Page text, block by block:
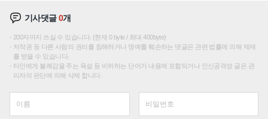
기사댓글0개
200자까지 쓰실 수 있습니다. (현재 0 byte / 최대 400byte)
저작권 등 다른 사람의 권리를 침해하거나 명예를 훼손하는 댓글은 관련 법률에 의해 제재
를 받을 수 있습니다.
타인에게 불쾌감을 주는 욕설 등 비하하는 단어가 내용에 포함되거나 인신공격성 글은 관
리자의 판단에 의해 삭제 합니다.